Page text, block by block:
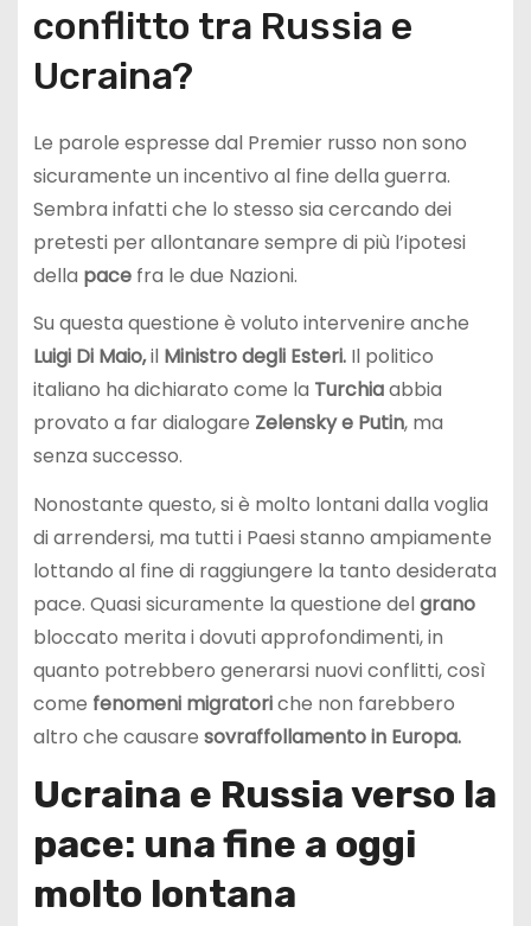
conflitto tra Russia e
Ucraina?
Le parole espresse dal Premier russo non sono
sicuramente un incentivo al fine della guerra.
Sembra infatti che lo stesso sia cercando dei
pretesti per allontanare sempre di più l’ipotesi
della pacefra le due Nazioni.
Su questa questione è voluto intervenire anche
Luigi Di Maio,il Ministro degli Esteri.Il politico
italiano ha dichiarato come la Turchiaabbia
provato a far dialogare Zelensky e Putin, ma
senza successo.
Nonostante questo, si è molto lontani dalla voglia
di arrendersi, ma tutti i Paesi stanno ampiamente
lottando al fine di raggiungere la tanto desiderata
pace. Quasi sicuramente la questione delgrano
bloccato merita i dovuti approfondimenti, in
quanto potrebbero generarsi nuovi conflitti, così
come fenomeni migratoriche non farebbero
altro che causare sovraffollamento in Europa.
Ucraina e Russia verso la
pace: una fine a oggi
molto lontana